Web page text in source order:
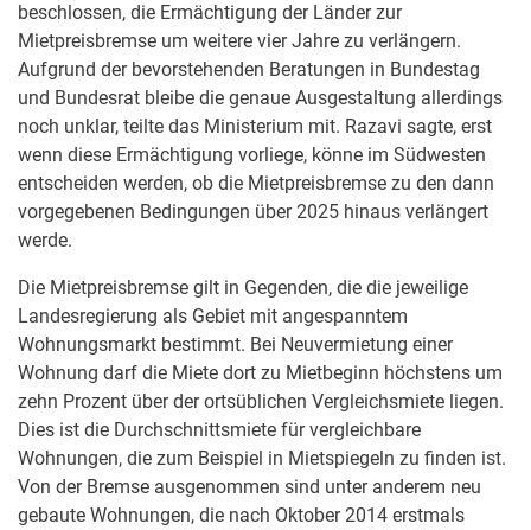
beschlossen, die Ermächtigung der Länder zur
Mietpreisbremse um weitere vier Jahre zu verlängern.
Aufgrund der bevorstehenden Beratungen in Bundestag
und Bundesrat bleibe die genaue Ausgestaltung allerdings
noch unklar, teilte das Ministerium mit. Razavi sagte, erst
wenn diese Ermächtigung vorliege, könne im Südwesten
entscheiden werden, ob die Mietpreisbremse zu den dann
vorgegebenen Bedingungen über 2025 hinaus verlängert
werde.
Die Mietpreisbremse gilt in Gegenden, die die jeweilige
Landesregierung als Gebiet mit angespanntem
Wohnungsmarkt bestimmt. Bei Neuvermietung einer
Wohnung darf die Miete dort zu Mietbeginn höchstens um
zehn Prozent über der ortsüblichen Vergleichsmiete liegen.
Dies ist die Durchschnittsmiete für vergleichbare
Wohnungen, die zum Beispiel in Mietspiegeln zu finden ist.
Von der Bremse ausgenommen sind unter anderem neu
gebaute Wohnungen, die nach Oktober 2014 erstmals